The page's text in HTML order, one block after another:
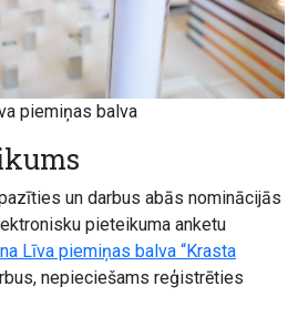
piemiņas balva
un darbus abās nominācijās
pieteikuma anketu
Līva piemiņas balva “Krasta
nepieciešams reģistrēties